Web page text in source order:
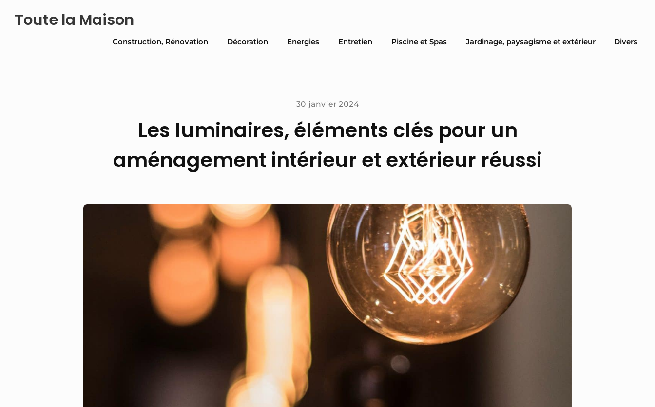
Toute la Maison
Site
Construction, Rénovation Décoration Energies Entretien Piscine et Spas Jardinage, paysagisme et extérieur Divers
30 janvier 2024
Les luminaires, éléments clés pour un
aménagement intérieur et extérieur réussi